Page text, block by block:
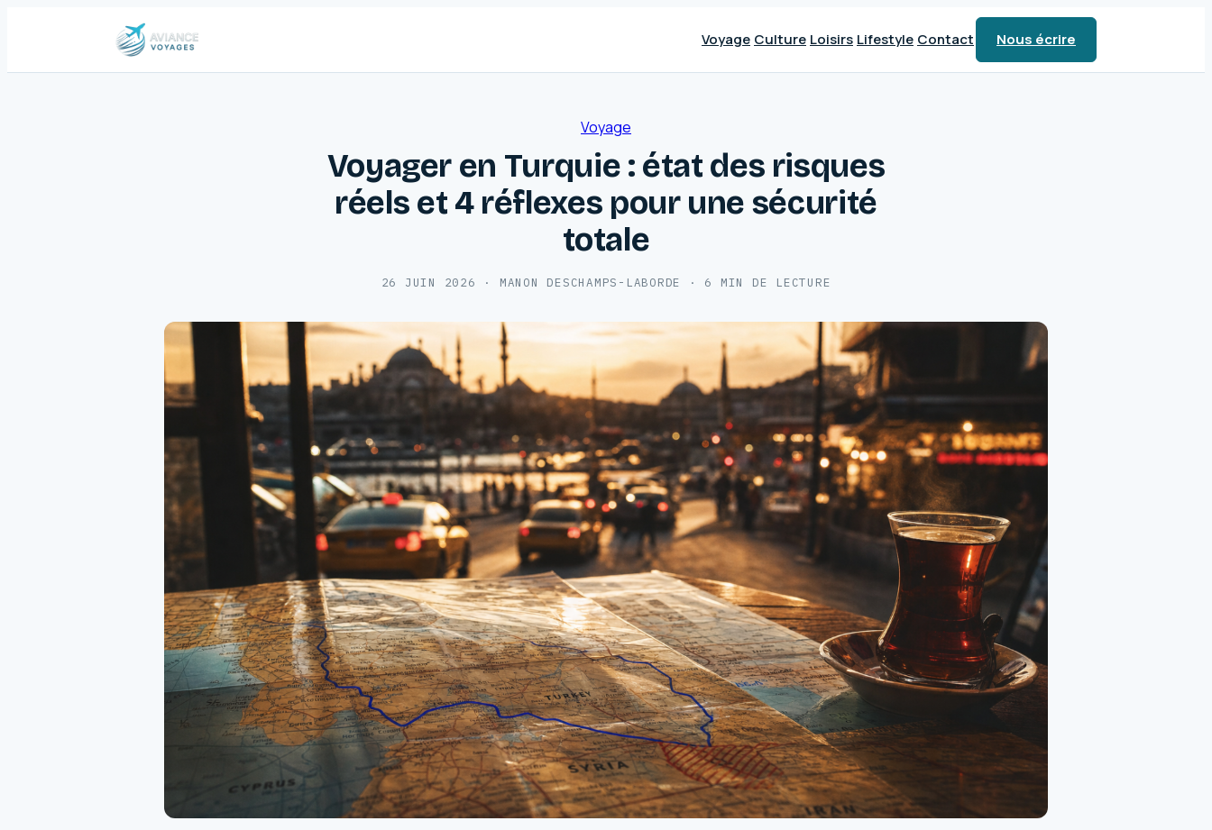
Voyage Culture Loisirs Lifestyle Contact Nous écrire
Voyage
Voyager en Turquie : état des risques
réels et 4 réflexes pour une sécurité
totale
26 JUIN 2026 · MANON DESCHAMPS-LABORDE · 6 MIN DE LECTURE